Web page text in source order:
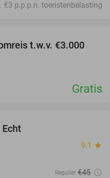
€3 p.p.p.n. toeristenbelasting
t.w.v. €3.000
Gratis
9.1 star
Regulier €45